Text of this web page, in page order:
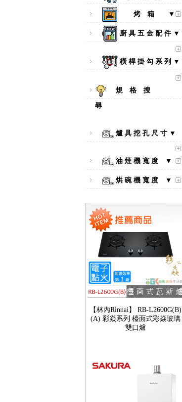
烤 箱 ▼
廚 具 五 金 配 件 ▼
橫 桿 掛 勾 系 列 ▼
規 格 搜
尋
爐 具 挖 孔 尺 寸 ▼
油 煙 機 寬 度 ▼
烘 碗 機 寬 度 ▼
【林內Rinnai】 RB-L2600S(A)
彩焱系列 檯面式彩焱不銹鋼雙
口爐
【林內Rinnai】 RB-L2600G(B)
雙口爐